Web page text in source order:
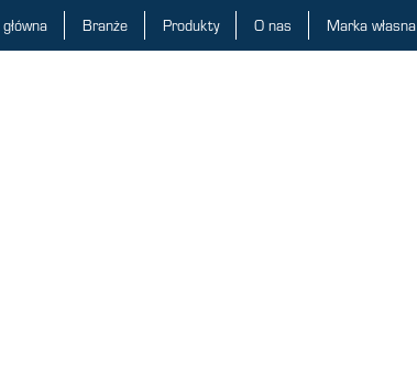
Branże Produkty O nas Marka własna